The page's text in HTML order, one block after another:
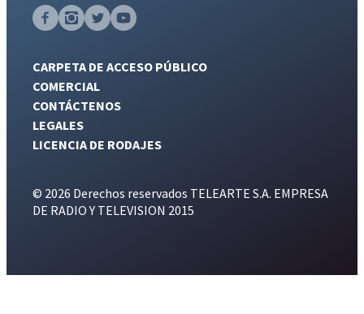
CARPETA DE ACCESO PÚBLICO
COMERCIAL
CONTÁCTENOS
LEGALES
LICENCIA DE RODAJES
© 2026 Derechos reservados TELEARTE S.A. EMPRESA
DE RADIO Y TELEVISION 2015